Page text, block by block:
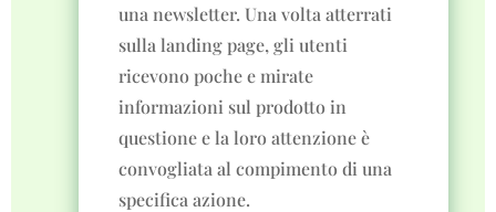
una newsletter. Una volta atterrati
sulla landing page, gli utenti
ricevono poche e mirate
informazioni sul prodotto in
questione e la loro attenzione è
convogliata al compimento di una
specifica azione.